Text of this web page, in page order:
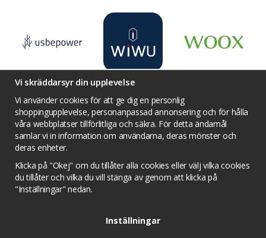
Villkor Kontakta oss
Facebook
Twitter
YouTube
Prisjakt
Integritets sekretesspolicy
Tävlingsvillkor
Om cookies
Cookie inställningar
Vi skräddarsyr din upplevelse
Vi använder cookies för att ge dig en personlig
shoppingupplevelse, personanpassad annonsering och för hålla
våra webbplatser tillförlitliga och säkra. För detta ändamål
samlar vi in information om användarna, deras mönster och
deras enheter.
Klicka på "Okej" om du tillåter alla cookies eller välj vilka cookies
du tillåter och vilka du vill stänga av genom att klicka på
"Inställningar" nedan.
Inställningar